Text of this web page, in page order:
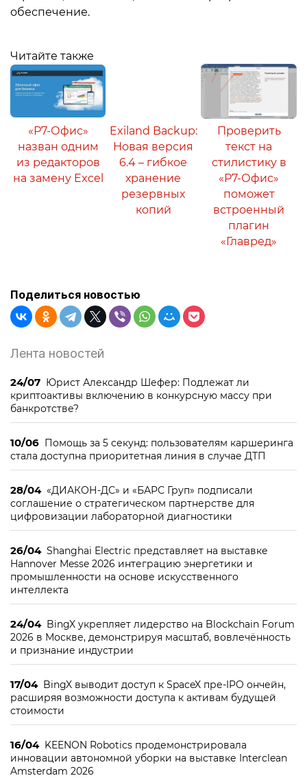
обеспечение.
Читайте также
«Р7-Офис»
назван одним
из редакторов
на замену Excel
Exiland Backup:
Новая версия
6.4 – гибкое
хранение
резервных
копий
Проверить
текст на
стилистику в
«Р7-Офис»
поможет
встроенный
плагин
«Главред»
Поделиться новостью
Лента новостей
24/07 Юрист Александр Шефер: Подлежат ли
криптоактивы включению в конкурсную массу при
банкротстве?
10/06 Помощь за 5 секунд: пользователям каршеринга
стала доступна приоритетная линия в случае ДТП
28/04 «ДИАКОН-ДС» и «БАРС Груп» подписали
соглашение о стратегическом партнерстве для
цифровизации лабораторной диагностики
26/04 Shanghai Electric представляет на выставке
Hannover Messe 2026 интеграцию энергетики и
промышленности на основе искусственного
интеллекта
24/04 BingX укрепляет лидерство на Blockchain Forum
2026 в Москве, демонстрируя масштаб, вовлечённость
и признание индустрии
17/04 BingX выводит доступ к SpaceX пре-IPO ончейн,
расширяя возможности доступа к активам будущей
стоимости
16/04 KEENON Robotics продемонстрировала
инновации автономной уборки на выставке Interclean
Amsterdam 2026